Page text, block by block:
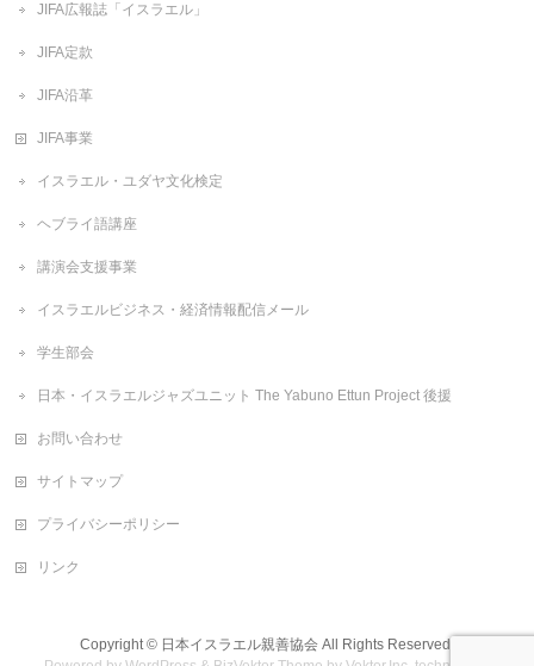
JIFA広報誌「イスラエル」
JIFA定款
JIFA沿革
JIFA事業
イスラエル・ユダヤ文化検定
ヘブライ語講座
講演会支援事業
イスラエルビジネス・経済情報配信メール
学生部会
日本・イスラエルジャズユニット The Yabuno Ettun Project 後援
お問い合わせ
サイトマップ
プライバシーポリシー
リンク
Copyright © 日本イスラエル親善協会All Rights Reserved.